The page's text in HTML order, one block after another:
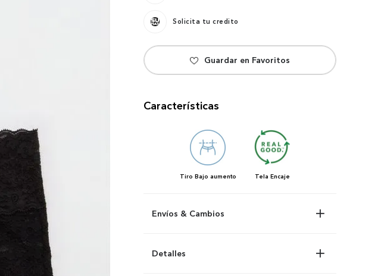
Solicita tu credito
Características
Tiro Bajo aumento Tela Encaje
Envíos & Cambios
Detalles